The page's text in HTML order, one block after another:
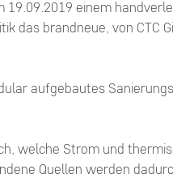
19.09.2019 einem
das brandneue, von CTC
aufgebautes
welche Strom und
Quellen werden